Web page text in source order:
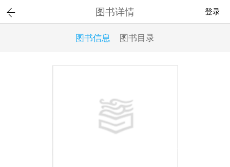
图书详情 登录
图书信息 图书目录